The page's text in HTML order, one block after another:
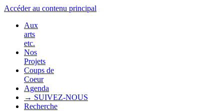
Accéder au contenu principal
Aux
arts
etc.
Nos
Projets
Coups de
Coeur
Agenda
→ SUIVEZ-NOUS
Recherche